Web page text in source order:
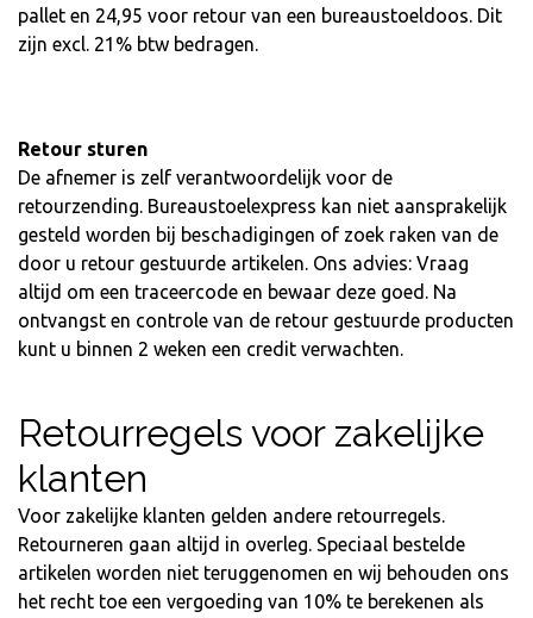
pallet en 24,95 voor retour van een bureaustoeldoos. Dit
zijn excl. 21% btw bedragen.
Retour sturen
De afnemer is zelf verantwoordelijk voor de
retourzending. Bureaustoelexpress kan niet aansprakelijk
gesteld worden bij beschadigingen of zoek raken van de
door u retour gestuurde artikelen. Ons advies: Vraag
altijd om een traceercode en bewaar deze goed. Na
ontvangst en controle van de retour gestuurde producten
kunt u binnen 2 weken een credit verwachten.
Retourregels voor zakelijke
klanten
Voor zakelijke klanten gelden andere retourregels.
Retourneren gaan altijd in overleg. Speciaal bestelde
artikelen worden niet teruggenomen en wij behouden ons
het recht toe een vergoeding van 10% te berekenen als